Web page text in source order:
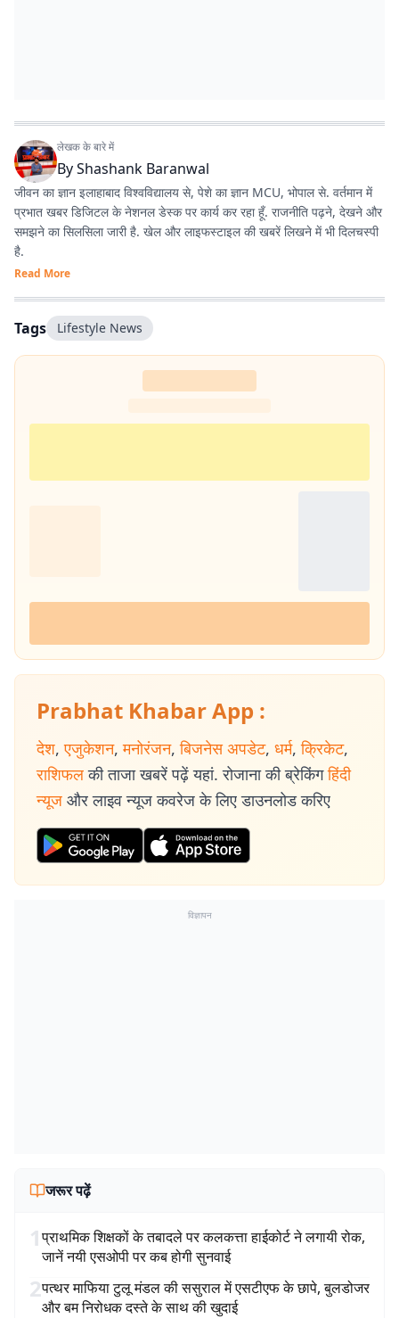
लेखक के बारे में
ByShashank Baranwal
जीवन का ज्ञान इलाहाबाद विश्वविद्यालय से, पेशे का ज्ञान MCU, भोपाल से. वर्तमान में
प्रभात खबर डिजिटल के नेशनल डेस्क पर कार्य कर रहा हूँ. राजनीति पढ़ने, देखने और
समझने का सिलसिला जारी है. खेल और लाइफस्टाइल की खबरें लिखने में भी दिलचस्पी
है.
Read More
Tags Lifestyle News
Prabhat Khabar App :
देश, एजुकेशन, मनोरंजन, बिजनेस अपडेट, धर्म, क्रिकेट,
राशिफल की ताजा खबरें पढ़ें यहां. रोजाना की ब्रेकिंग हिंदी
न्यूज और लाइव न्यूज कवरेज के लिए डाउनलोड करिए
विज्ञापन
जरूर पढ़ें
1प्राथमिक शिक्षकों के तबादले पर कलकत्ता हाईकोर्ट ने लगायी रोक,
जानें नयी एसओपी पर कब होगी सुनवाई
2पत्थर माफिया टुलू मंडल की ससुराल में एसटीएफ के छापे, बुलडोजर
और बम निरोधक दस्ते के साथ की खुदाई